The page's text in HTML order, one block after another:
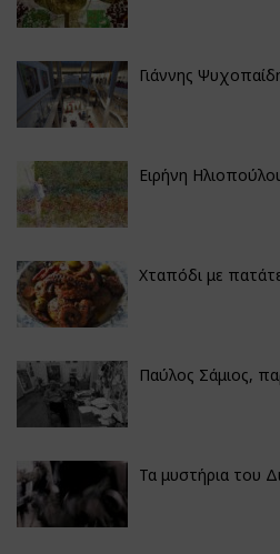
Γιάννης
Ειρήνη
Χταπόδι με
Παύλος Σάμιος,
Τα μυστήρια του